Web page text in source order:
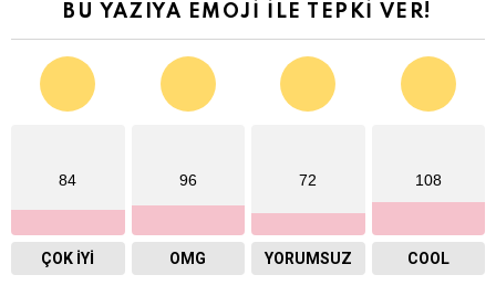
BU YAZIYA EMOJI İLE TEPKI VER!
84
ÇOK İYI
96
OMG
72
YORUMSUZ
108
COOL